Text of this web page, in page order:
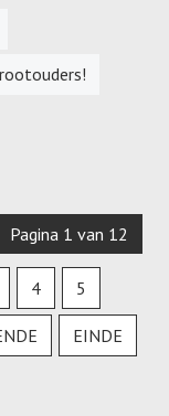
Pagina 1 van 12
4 5
EINDE